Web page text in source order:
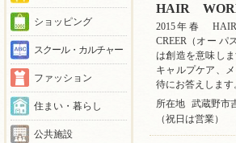
ショッピング
スクール・カルチャー
ファッション
住まい・暮らし
公共施設
HAIR
2015年春
CREER（オー
は創造を意味し
キャルプケア、
待にお答えしま
所在地
武蔵野市
（祝日は営業）